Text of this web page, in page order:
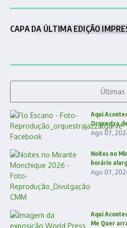
CAPA DA ÚLTIMA EDIÇÃO
Últimas
Aqui
Orquestra
Ago 07,
Noites no
horário
Ago 07,
Aqui
Me Quer